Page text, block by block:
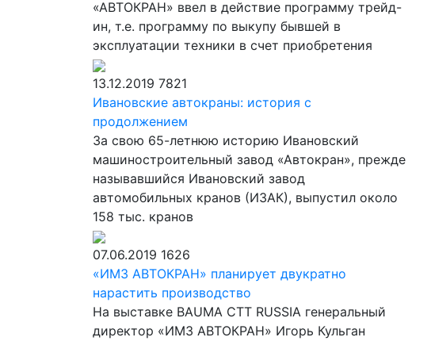
«АВТОКРАН» ввел в действие программу трейд-
ин, т.е. программу по выкупу бывшей в
эксплуатации техники в счет приобретения
13.12.2019 7821
Ивановские автокраны: история с
продолжением
За свою 65-летнюю историю Ивановский
машиностроительный завод «Автокран», прежде
называвшийся Ивановский завод
автомобильных кранов (ИЗАК), выпустил около
158 тыс. кранов
07.06.2019 1626
«ИМЗ АВТОКРАН» планирует двукратно
нарастить производство
На выставке BAUMA CTT RUSSIA генеральный
директор «ИМЗ АВТОКРАН» Игорь Кульган